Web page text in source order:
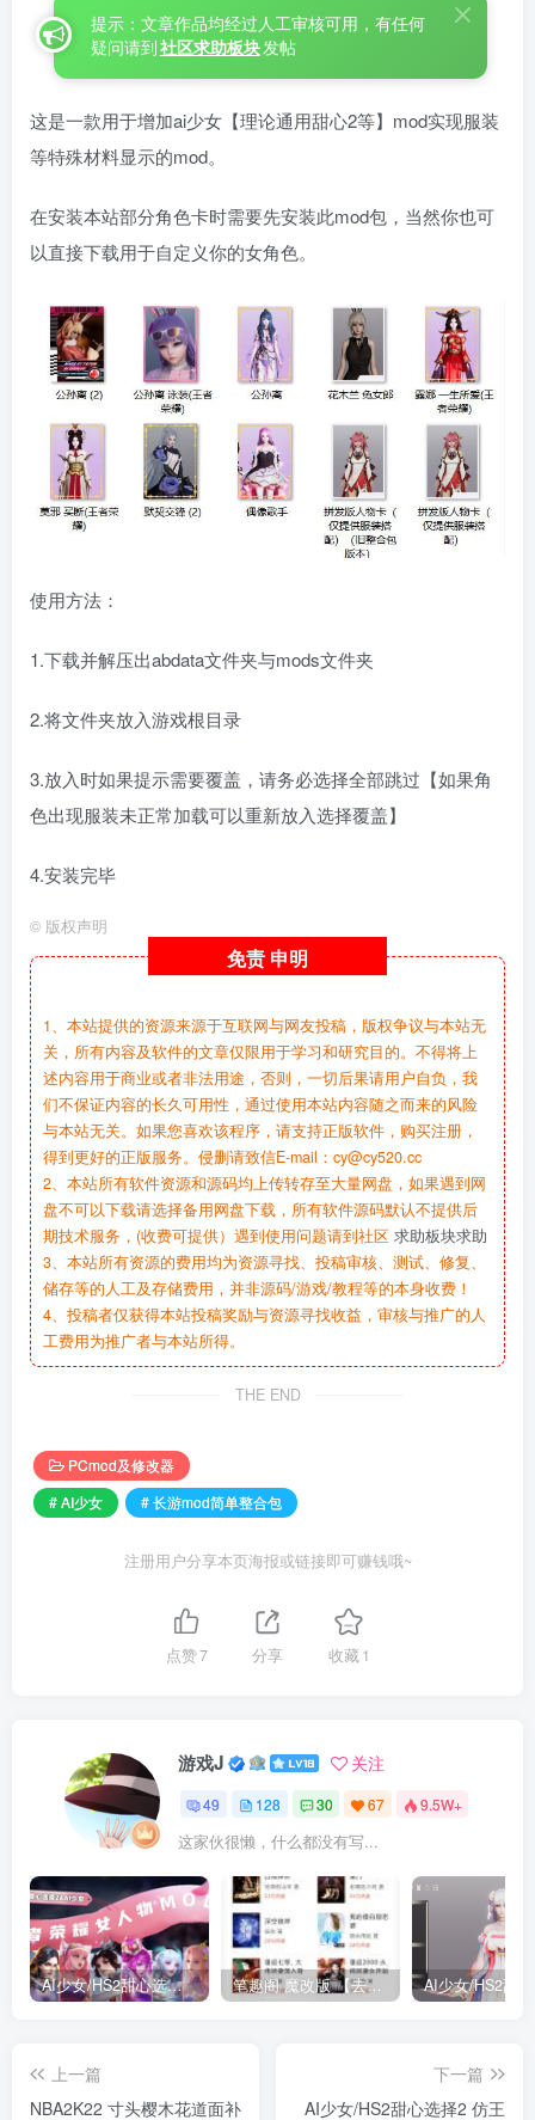
提示：文章作品均经过人工审核可用，有任何
疑问请到社区求助板块发帖
这是一款用于增加ai少女【理论通用甜心2等】mod实现服装
等特殊材料显示的mod。
在安装本站部分角色卡时需要先安装此mod包，当然你也可
以直接下载用于自定义你的女角色。
使用方法：
1.下载并解压出abdata文件夹与mods文件夹
2.将文件夹放入游戏根目录
3.放入时如果提示需要覆盖，请务必选择全部跳过【如果角
色出现服装未正常加载可以重新放入选择覆盖】
4.安装完毕
© 版权声明
免责 申明
1、本站提供的资源来源于互联网与网友投稿，版权争议与本站无
关，所有内容及软件的文章仅限用于学习和研究目的。不得将上
述内容用于商业或者非法用途，否则，一切后果请用户自负，我
们不保证内容的长久可用性，通过使用本站内容随之而来的风险
与本站无关。如果您喜欢该程序，请支持正版软件，购买注册，
得到更好的正版服务。侵删请致信E-mail：cy@cy520.cc
2、本站所有软件资源和源码均上传转存至大量网盘，如果遇到网
盘不可以下载请选择备用网盘下载，所有软件源码默认不提供后
期技术服务，(收费可提供）遇到使用问题请到社区 求助板块求助
3、本站所有资源的费用均为资源寻找、投稿审核、测试、修复、
储存等的人工及存储费用，并非源码/游戏/教程等的本身收费！
4、投稿者仅获得本站投稿奖励与资源寻找收益，审核与推广的人
工费用为推广者与本站所得。
THE END
PCmod及修改器
# AI少女
# 长游mod简单整合包
注册用户分享本页海报或链接即可赚钱哦~
点赞7 分享 收藏1
游戏J 关注
49 128 30 67 9.5W+
这家伙很懒，什么都没有写...
AI少女/HS2甜心选择2 仿王者荣耀人物卡全合集打包 笔趣阁 魔改版 【去广告免费小说】
上一篇
NBA2K22 寸头樱木花道面补
下一篇
AI少女/HS2甜心选择2 仿王